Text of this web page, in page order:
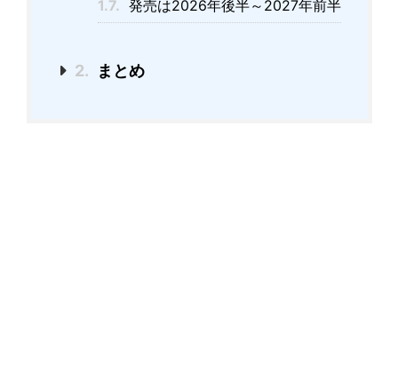
1.7. 発売は2026年後半～2027年前半
2. まとめ